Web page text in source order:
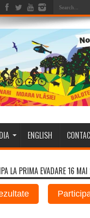
ENGLISH
LA PRIMA EVADARE 16